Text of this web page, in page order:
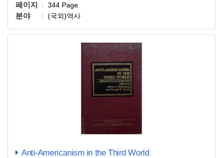
페이지 344 Page
분야 (국외)역사
Anti-Americanism in the Third World